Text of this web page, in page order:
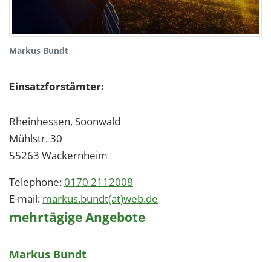
Markus Bundt
Einsatzforstämter:
Rheinhessen, Soonwald
Mühlstr. 30
55263 Wackernheim
Telephone:0170 2112008
E-mail: markus.bundt(at)web.de
mehrtägige Angebote
Markus Bundt